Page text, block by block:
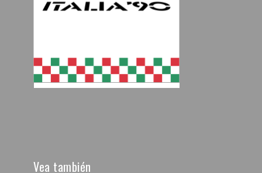
Vea también